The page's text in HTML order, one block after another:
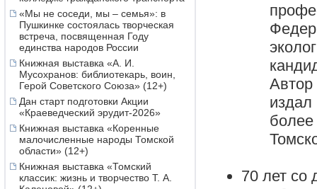
«Мы не соседи, мы – семья»: в
Пушкинке состоялась творческая
встреча, посвященная Году
единства народов России
Книжная выставка «А. И.
Мусохранов: библиотекарь, воин,
Герой Советского Союза» (12+)
Дан старт подготовки Акции
«Краеведческий эрудит-2026»
Книжная выставка «Коренные
малочисленные народы Томской
области» (12+)
Книжная выставка «Томский
классик: жизнь и творчество Т. А.
Автор
70 лет со